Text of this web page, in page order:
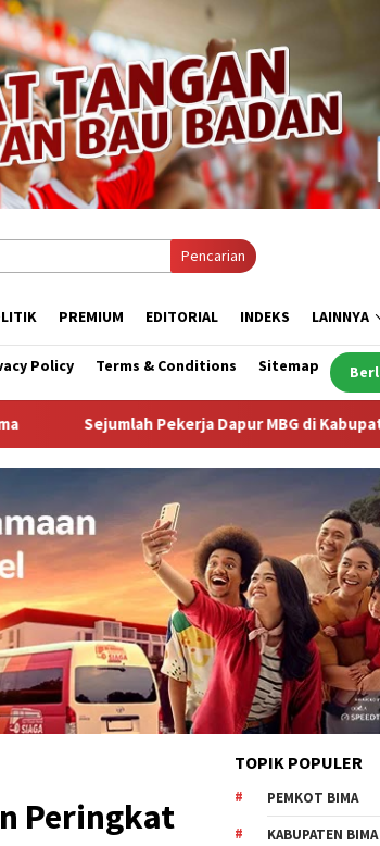
Pencarian
PREMIUM EDITORIAL INDEKS LAINNYA
Policy Terms & Conditions Sitemap
MBG di Kabupaten Bima Dilaporkan Positif
Peringkat
TOPIK POPULER
PEMKOT BIMA
KABUPATEN BIMA